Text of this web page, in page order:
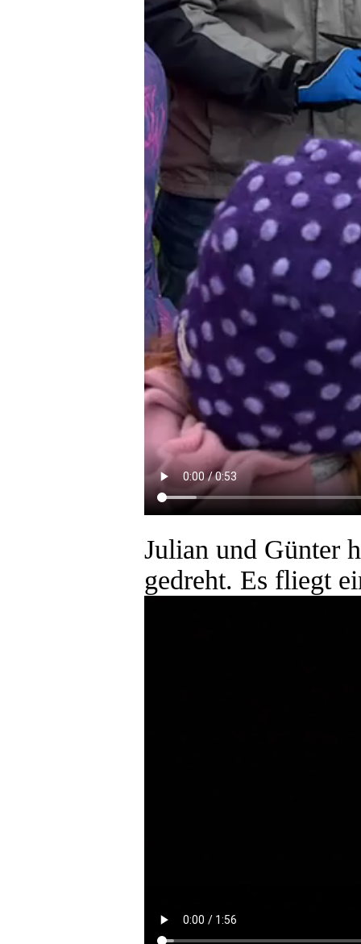
Julian und Günter
gedreht. Es fliegt